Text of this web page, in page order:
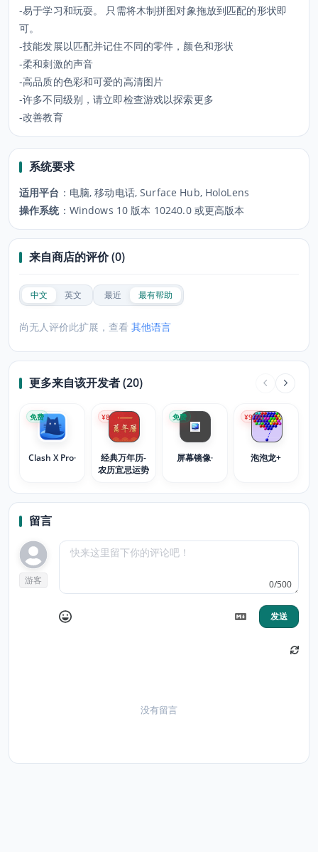
-易于学习和玩耍。 只需将木制拼图对象拖放到匹配的形状即
可。
-技能发展以匹配并记住不同的零件，颜色和形状
-柔和刺激的声音
-高品质的色彩和可爱的高清图片
-许多不同级别，请立即检查游戏以探索更多
-改善教育
系统要求
适用平台 ： 电脑, 移动电话, Surface Hub, HoloLens
操作系统： Windows 10 版本 10240.0 或更高版本
来自商店的评价 (0)
中文 英文 最近 最有帮助
尚无人评价此扩展，查看 其他语言
更多来自该开发者 (20)
Clash X Pro·
免费
经典万年历-
农历宜忌运势
¥8.00
屏幕镜像·
免费
泡泡龙+
¥9.00
留言
游客 0/500
发送
没有留言